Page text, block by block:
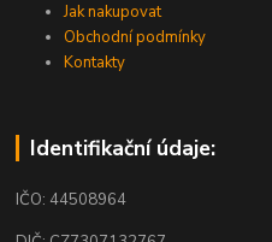
Jak nakupovat
Obchodní podmínky
Kontakty
Identifikační údaje:
IČO: 44508964